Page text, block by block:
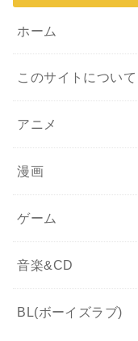
ホーム
このサイトについて
アニメ
漫画
ゲーム
音楽&CD
BL(ボーイズラブ)